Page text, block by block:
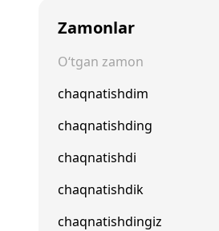
Zamonlar
O‘tgan zamon
chaqnatishdim
chaqnatishding
chaqnatishdi
chaqnatishdik
chaqnatishdingiz